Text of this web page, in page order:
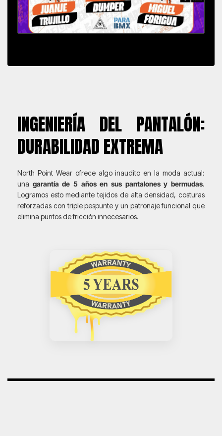
INGENIERÍA DEL PANTALÓN:
DURABILIDAD EXTREMA
North Point Wear ofrece algo inaudito en la moda actual:
una garantía de 5 años en sus pantalones y bermudas.
Logramos esto mediante tejidos de alta densidad, costuras
reforzadas con triple pespunte y un patronaje funcional que
elimina puntos de fricción innecesarios.